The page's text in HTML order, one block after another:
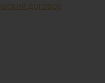
договор